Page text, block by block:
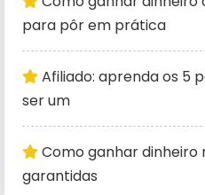
para pôr em prática
Afiliado: aprenda os 5
ser um
Como ganhar dinheiro
garantidas